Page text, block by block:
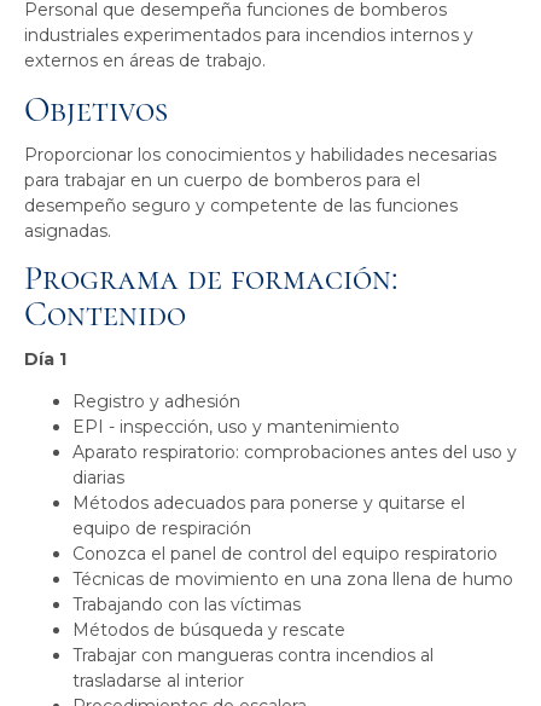
Personal que desempeña funciones de bomberos
industriales experimentados para incendios internos y
externos en áreas de trabajo.
Objetivos
Proporcionar los conocimientos y habilidades necesarias
para trabajar en un cuerpo de bomberos para el
desempeño seguro y competente de las funciones
asignadas.
Programa de formación:
Contenido
Día 1
Registro y adhesión
EPI - inspección, uso y mantenimiento
Aparato respiratorio: comprobaciones antes del uso y
diarias
Métodos adecuados para ponerse y quitarse el
equipo de respiración
Conozca el panel de control del equipo respiratorio
Técnicas de movimiento en una zona llena de humo
Trabajando con las víctimas
Métodos de búsqueda y rescate
Trabajar con mangueras contra incendios al
trasladarse al interior